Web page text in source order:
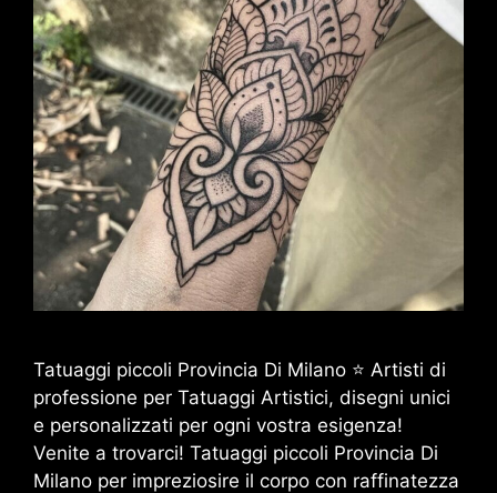
Tatuaggi piccoli Provincia Di Milano ⭐ Artisti di
professione per Tatuaggi Artistici, disegni unici
e personalizzati per ogni vostra esigenza!
Venite a trovarci! Tatuaggi piccoli Provincia Di
Milano per impreziosire il corpo con raffinatezza